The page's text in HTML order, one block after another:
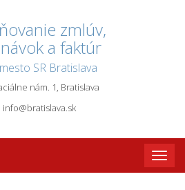
zmlúv,
a faktúr
SR Bratislava
nám. 1, Bratislava
info@bratislava.sk
Toggle